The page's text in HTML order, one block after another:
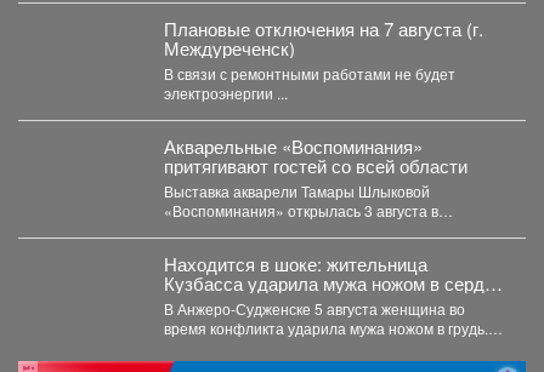
Плановые отключения на 7 августа (г.
Междуреченск)
В связи с ремонтными работами не будет
электроэнергии ...
Акварельные «Воспоминания»
притягивают гостей со всей области
Выставка акварели Тамары Шлыковой
«Воспоминания» открылась 3 августа в
Находится в шоке: жительница
Кузбасса ударила мужа ножом в сердце
- подробности
В Анжеро-Судженске 5 августа женщина во
время конфликта ударила мужа ножом в грудь.